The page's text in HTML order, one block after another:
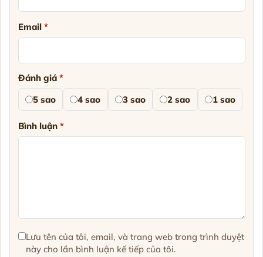
Email *
Đánh giá *
5 sao
4 sao 3 sao 2 sao 1 sao
Bình luận *
Lưu tên của tôi, email, và trang web trong trình duyệt
này cho lần bình luận kế tiếp của tôi.